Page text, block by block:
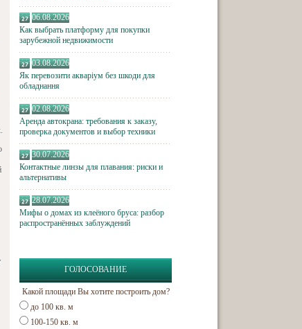
06.08.2026
Как выбрать платформу для покупки
зарубежной недвижимости
03.08.2026
Як перевозити акваріум без шкоди для
обладнання
02.08.2026
Аренда автокрана: требования к заказу,
проверка документов и выбор техники
30.07.2026
Контактные линзы для плавания: риски и
альтернативы
28.07.2026
Мифы о домах из клеёного бруса: разбор
распространённых заблуждений
ГОЛОСОВАНИЕ
Какой площади Вы хотите построить дом?
до 100 кв. м
100-150 кв. м